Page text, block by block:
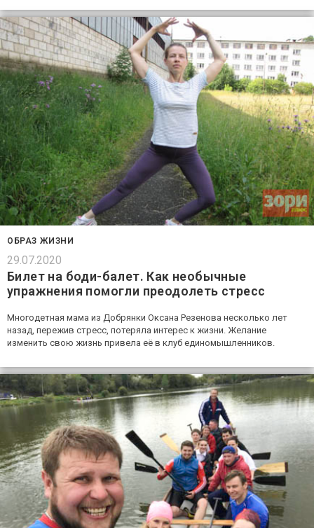
ОБРАЗ ЖИЗНИ
29.07.2020
Билет на боди-балет. Как необычные
упражнения помогли преодолеть стресс
Многодетная мама из Добрянки Оксана Резенова несколько лет
назад, пережив стресс, потеряла интерес к жизни. Желание
изменить свою жизнь привела её в клуб единомышленников.